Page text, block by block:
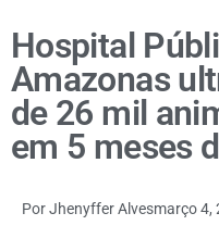
Hospital
Amazonas
de 26 mil
em 5 meses
PorJhenyffer Alvesmarço 4,